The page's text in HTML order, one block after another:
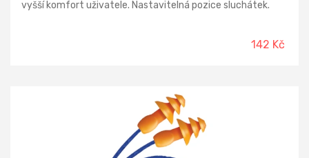
vyšší komfort uživatele. Nastavitelná pozice sluchátek.
142 Kč